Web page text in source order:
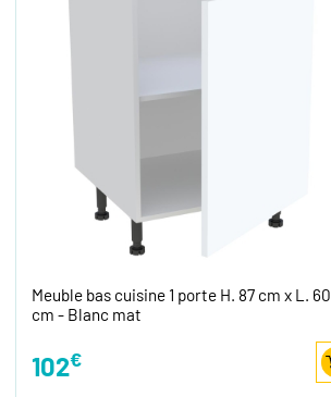
Meuble bas cuisine 1 porte H. 87 cm x L. 60
cm - Blanc mat
102€